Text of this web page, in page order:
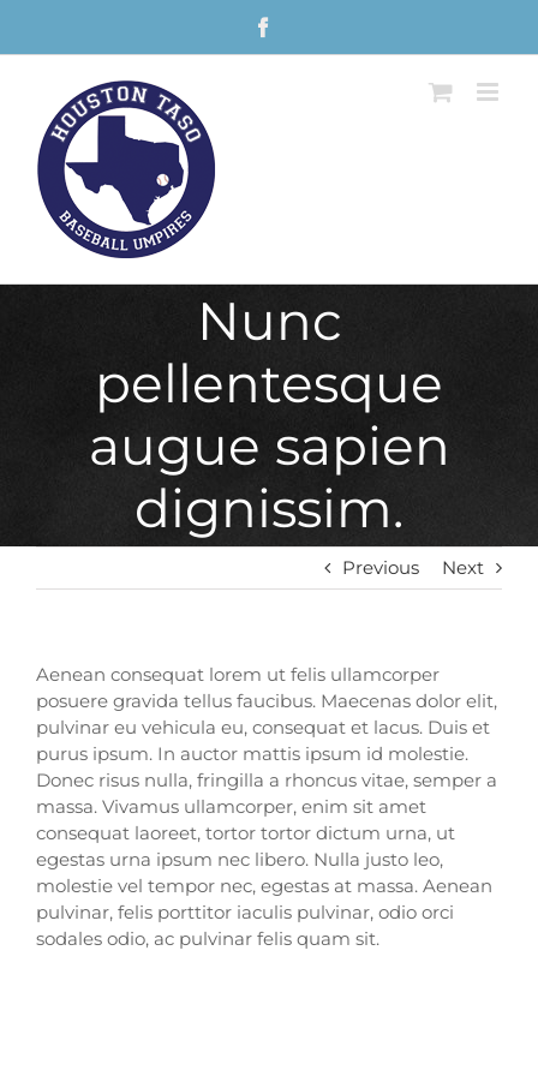
Nunc
pellentesque
augue sapien
dignissim.
Previous Next
Aenean consequat lorem ut felis ullamcorper
posuere gravida tellus faucibus. Maecenas dolor elit,
pulvinar eu vehicula eu, consequat et lacus. Duis et
purus ipsum. In auctor mattis ipsum id molestie.
Donec risus nulla, fringilla a rhoncus vitae, semper a
massa. Vivamus ullamcorper, enim sit amet
consequat laoreet, tortor tortor dictum urna, ut
egestas urna ipsum nec libero. Nulla justo leo,
molestie vel tempor nec, egestas at massa. Aenean
pulvinar, felis porttitor iaculis pulvinar, odio orci
sodales odio, ac pulvinar felis quam sit.